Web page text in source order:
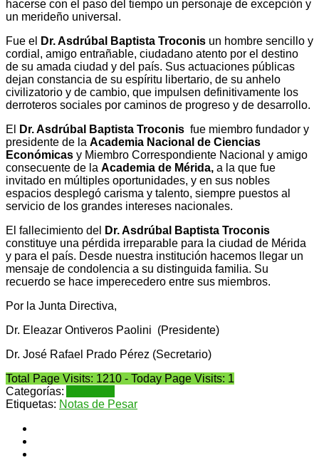
hacerse con el paso del tiempo un personaje de excepción y
un merideño universal.
Fue el
Dr. Asdrúbal Baptista Troconis un hombre sencillo y
cordial, amigo entrañable, ciudadano atento por el destino
de su amada ciudad y del país. Sus actuaciones públicas
dejan constancia de su espíritu libertario, de su anhelo
civilizatorio y de cambio, que impulsen definitivamente los
derroteros sociales por caminos de progreso y de desarrollo.
El
Dr. Asdrúbal Baptista Troconis fue miembro fundador y
presidente de la Academia Nacional de Ciencias
Económicas y Miembro Correspondiente Nacional y amigo
consecuente de la Academia de Mérida, a la que fue
invitado en múltiples oportunidades, y en sus nobles
espacios desplegó carisma y talento, siempre puestos al
servicio de los grandes intereses nacionales.
El fallecimiento del
Dr. Asdrúbal Baptista Troconis
constituye una pérdida irreparable para la ciudad de Mérida
y para el país. Desde nuestra institución hacemos llegar un
mensaje de condolencia a su distinguida familia. Su
recuerdo se hace imperecedero entre sus miembros.
Por la Junta Directiva,
Dr. Eleazar Ontiveros Paolini (Presidente)
Dr. José Rafael Prado Pérez (Secretario)
Total Page Visits: 1210 - Today Page Visits: 1
Categorías:
Etiquetas: Notas de Pesar